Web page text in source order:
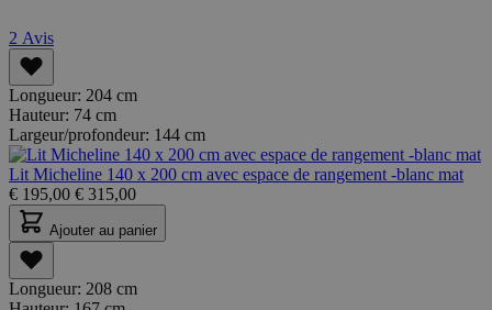
2 Avis
Longueur: 204 cm
Hauteur: 74 cm
Largeur/profondeur: 144 cm
Lit Micheline 140 x 200 cm avec espace de rangement -blanc mat
€ 195,00 € 315,00
Ajouter au panier
Longueur: 208 cm